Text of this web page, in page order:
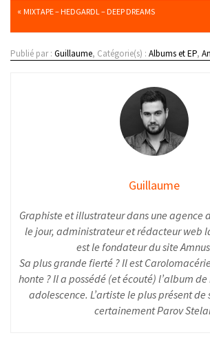
« MIXTAPE – HEDGARDL – DEEP DREAMS
Publié par : Guillaume, Catégorie(s) : Albums et EP,
Guillaume
Graphiste et illustrateur dans une agence
le jour, administrateur et rédacteur web
est le fondateur du site
Sa plus grande fierté ? Il est
honte ? Il a possédé (et écouté) l’album
adolescence. L’artiste le plus présent de
certainement Parov